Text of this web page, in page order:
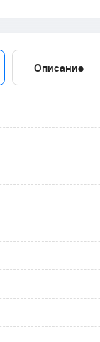
Описание